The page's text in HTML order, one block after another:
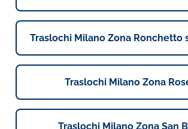
Traslochi Milano Zona Ronchetto
Traslochi Milano Zona
Traslochi Milano Zona San